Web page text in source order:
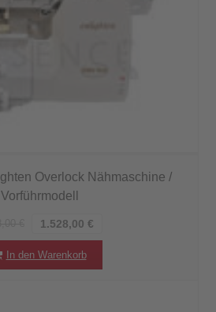
Overlock Nähmaschine /
Vorführmodell
1.528,00 €
In den Warenkorb